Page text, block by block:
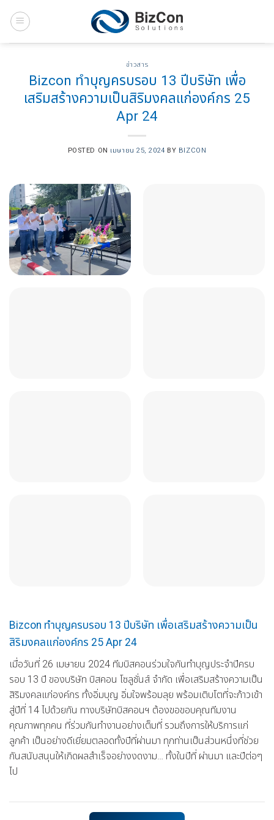
ข่าวสาร
Bizcon ทำบุญครบรอบ 13 ปีบริษัท เพื่อ
เสริมสร้างความเป็นสิริมงคลแก่องค์กร 25
Apr 24
POSTED ON เมษายน 25, 2024 BY BIZCON
Bizcon ทำบุญครบรอบ 13 ปีบริษัท เพื่อเสริมสร้างความเป็น
สิริมงคลแก่องค์กร 25 Apr 24
เมื่อวันที่ 26 เมษายน 2024 ทีมบิสคอนร่วมใจกันทำบุญประจำปีครบ
รอบ 13 ปี ของบริษัท บิสคอน โซลูชั่นส์ จำกัด เพื่อเสริมสร้างความเป็น
สิริมงคลแก่องค์กร ทั้งอิ่มบุญ อิ่มใจพร้อมลุย พร้อมเติบโตที่จะก้าวเข้า
สู่ปีที่ 14 ไปด้วยกัน ทางบริษัทบิสคอนฯ ต้องขอขอบคุณทีมงาน
คุณภาพทุกคน ที่ร่วมกันทำงานอย่างเต็มที่ รวมถึงการให้บริการแก่
ลูกค้า เป็นอย่างดีเยี่ยมตลอดทั้งปีที่ผ่านมา ทุกท่านเป็นส่วนหนึ่งที่ช่วย
กันสนับสนุนให้เกิดผลสำเร็จอย่างงดงาม… ทั้งในปีที่ ผ่านมา และปีต่อๆ
ไป